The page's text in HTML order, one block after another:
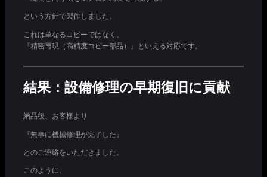
という方針で製作しました。
これは単なるコピーではなく、
『精密再現（高精度コピー部品）』といえる対応です。
結果：設備修理の早期復旧に貢献
納品後、お客様より
『無事に機械修理が完了した』
とのご連絡をいただきました。
このように、